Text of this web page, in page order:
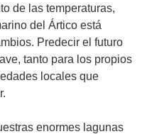
de las temperaturas,
del Ártico está
Predecir el futuro
tanto para los propios
locales que
enormes lagunas